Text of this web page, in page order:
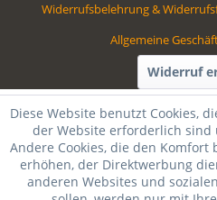
Widerrufsbelehrung &
Allgemeine
Widerruf
Diese Website benutzt Cookies,
der Website erforderlich sind
Andere Cookies, die den
erhöhen, der Direktwerbung
anderen Websites und